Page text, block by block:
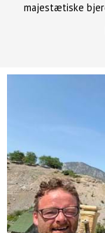
majestætiske